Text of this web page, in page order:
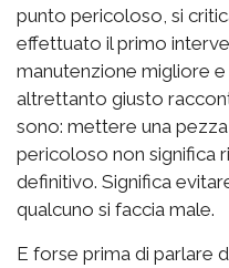
punto pericoloso, si
effettuato il primo
manutenzione migliore
altrettanto giusto
sono: mettere una pezza
pericoloso non significa
definitivo. Significa
qualcuno si faccia male.
E forse prima di parlare